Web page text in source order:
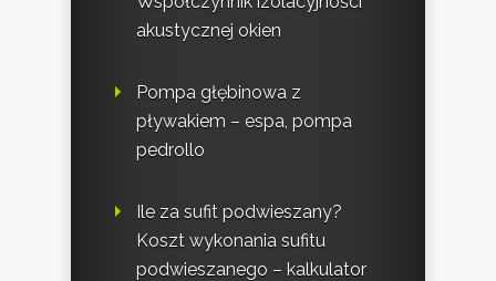
akustycznej okien
Pompa głębinowa z
pływakiem – espa, pompa
pedrollo
Ile za sufit podwieszany?
Koszt wykonania sufitu
podwieszanego – kalkulator